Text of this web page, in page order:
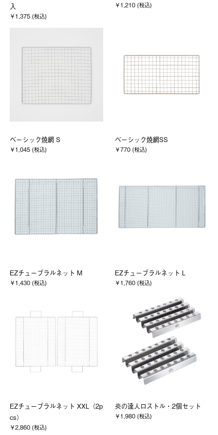
入
￥1,375 (税込)
￥1,210 (税込)
ベーシック焼網 S
￥1,045 (税込)
ベーシック焼網SS
￥770 (税込)
EZチューブラルネット M
￥1,430 (税込)
EZチューブラルネット L
￥1,760 (税込)
EZチューブラルネット XXL（2p
cs）
￥2,860 (税込)
炎の達人ロストル・2個セット
￥1,980 (税込)